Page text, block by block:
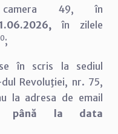
camera 49, în
în zilele
;
în scris la sediul
Revoluţiei, nr. 75,
la adresa de email
până la data